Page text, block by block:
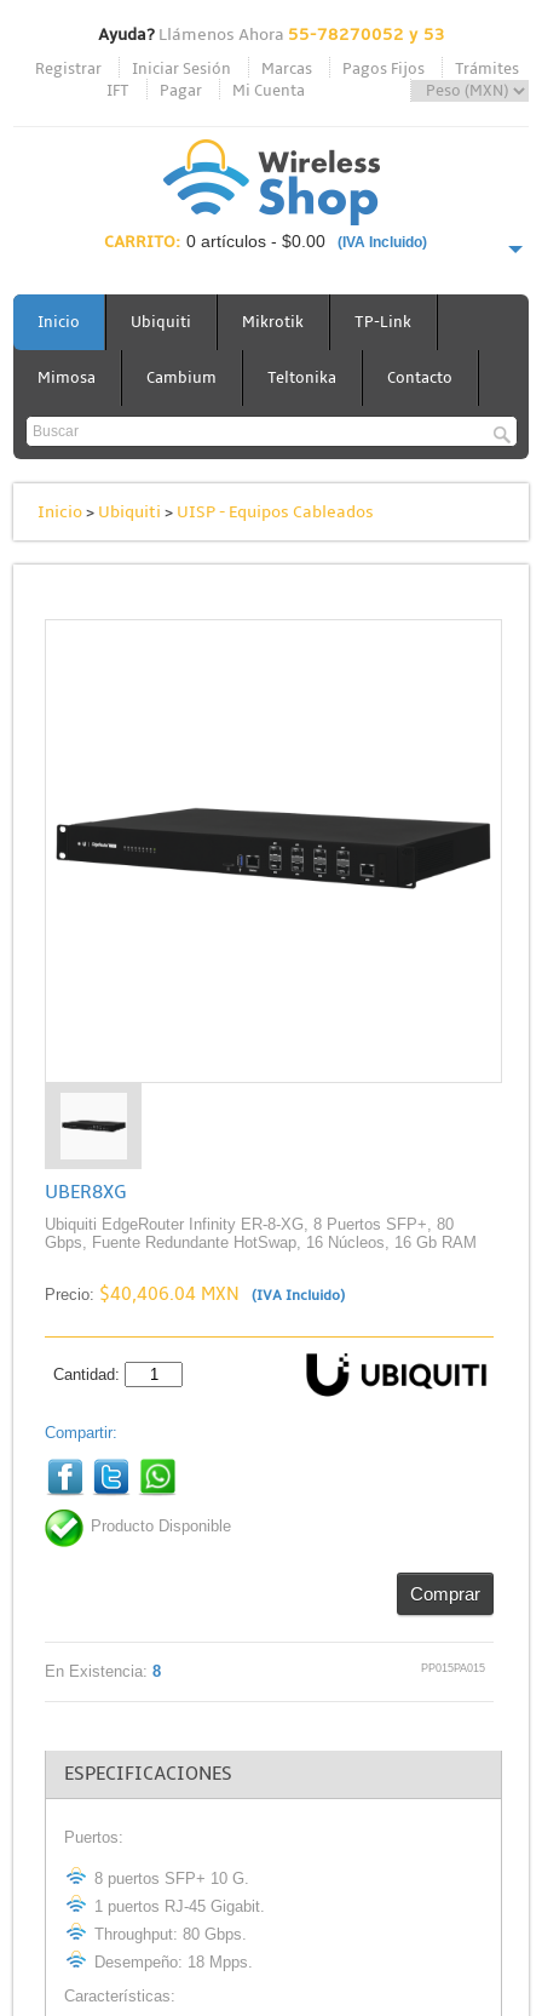
Ayuda?Llámenos Ahora 55-78270052 y 53
Registrar Iniciar Sesión Marcas Pagos Fijos
Trámites
IFT
Pagar Mi Cuenta
CARRITO: 0 artículos - $0.00 (IVA Incluido)
PAGAR AHORA
Inicio Ubiquiti Mikrotik TP-Link
Mimosa Cambium Teltonika Contacto
Inicio> Ubiquiti > UISP - Equipos Cableados
UBER8XG
Ubiquiti EdgeRouter Infinity ER-8-XG, 8 Puertos SFP+, 80
Gbps, Fuente Redundante HotSwap, 16 Núcleos, 16 Gb RAM
Precio: $40,406.04 MXN (IVA Incluido)
Cantidad:
Compartir:
Producto Disponible
Comprar
En Existencia: 8 PP015PA015
ESPECIFICACIONES
Puertos:
8 puertos SFP+ 10 G.
1 puertos RJ-45 Gigabit.
Throughput: 80 Gbps.
Desempeño: 18 Mpps.
Características: